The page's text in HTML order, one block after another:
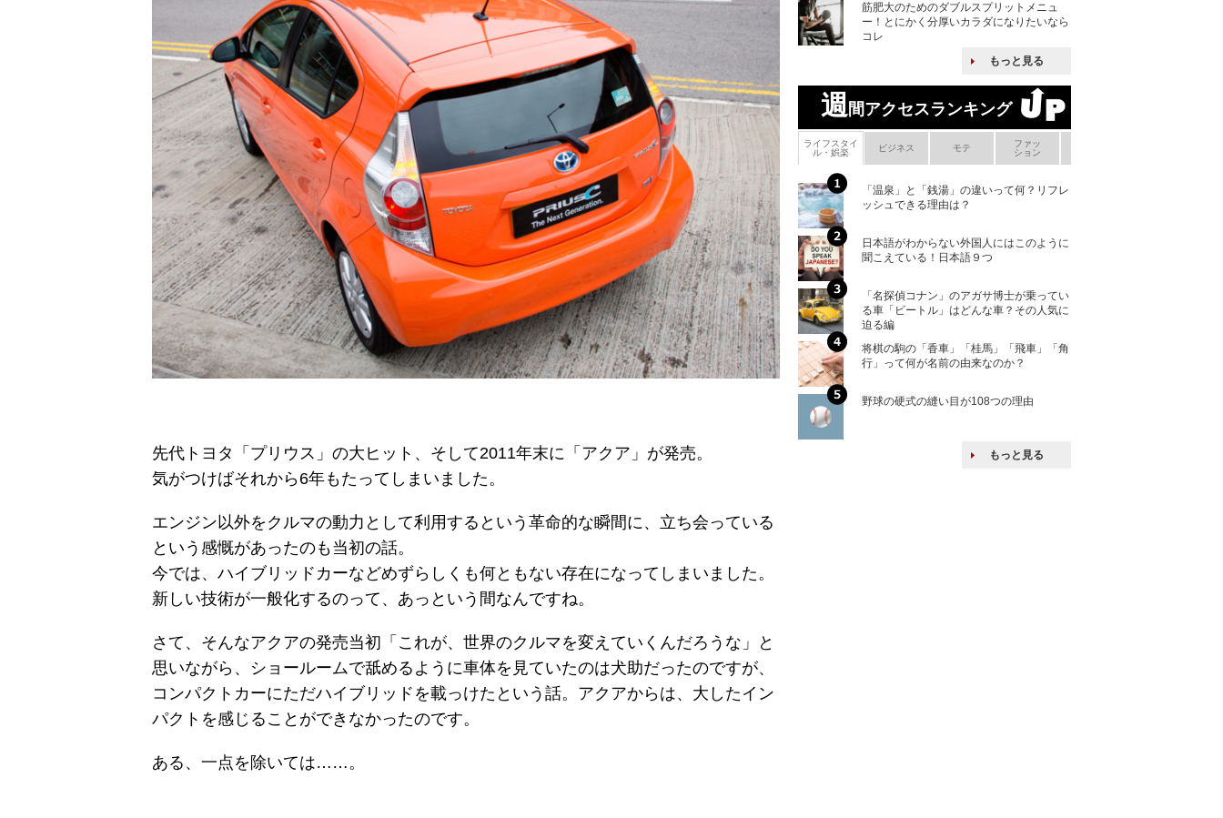
先代トヨタ「プリウス」の大ヒット、そして2011年末に「アクア」が発売。
気がつけばそれから6年もたってしまいました。
エンジン以外をクルマの動力として利用するという革命的な瞬間に、立ち会っている
という感慨があったのも当初の話。
今では、ハイブリッドカーなどめずらしくも何ともない存在になってしまいました。
新しい技術が一般化するのって、あっという間なんですね。
さて、そんなアクアの発売当初「これが、世界のクルマを変えていくんだろうな」と
思いながら、ショールームで舐めるように車体を見ていたのは犬助だったのですが、
コンパクトカーにただハイブリッドを載っけたという話。アクアからは、大したイン
パクトを感じることができなかったのです。
ある、一点を除いては……。
筋肥大のためのダブルスプリットメニュ
ー！とにかく分厚いカラダになりたいなら
コレ
もっと見る
週間アクセスランキング
ライフスタイ
ル・娯楽
ビジネス モテ
ファッ
ション
「温泉」と「銭湯」の違いって何？リフレ
ッシュできる理由は？
日本語がわからない外国人にはこのように
聞こえている！日本語９つ
「名探偵コナン」のアガサ博士が乗ってい
る車「ビートル」はどんな車？その人気に
迫る編
将棋の駒の「香車」「桂馬」「飛車」「角
行」って何が名前の由来なのか？
野球の硬式の縫い目が108つの理由
もっと見る